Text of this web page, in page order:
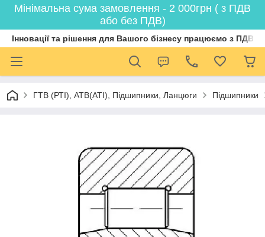
Мінімальна сума замовлення - 2 000грн ( з ПДВ
або без ПДВ)
Інновації та рішення для Вашого бізнесу працюємо з ПДВ
ГТВ (РТI), АТВ(АТI), Пiдшипники, Ланцюги Підшипники